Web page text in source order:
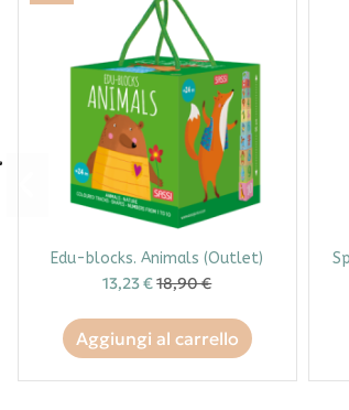
Edu-blocks. Animals (Outlet)
13,23 €18,90 €
Aggiungi al carrello